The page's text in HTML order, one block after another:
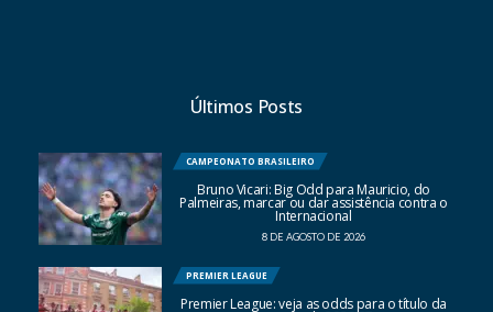
Últimos Posts
CAMPEONATO BRASILEIRO
Bruno Vicari: Big Odd para Mauricio, do
Palmeiras, marcar ou dar assistência contra o
Internacional
8 DE AGOSTO DE 2026
PREMIER LEAGUE
Premier League: veja as odds para o título da